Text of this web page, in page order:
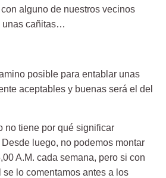
alguno de nuestros vecinos
unas cañitas…
posible para entablar unas
aceptables y buenas será el del
no tiene por qué significar
luego, no podemos montar
A.M. cada semana, pero si con
lo comentamos antes a los